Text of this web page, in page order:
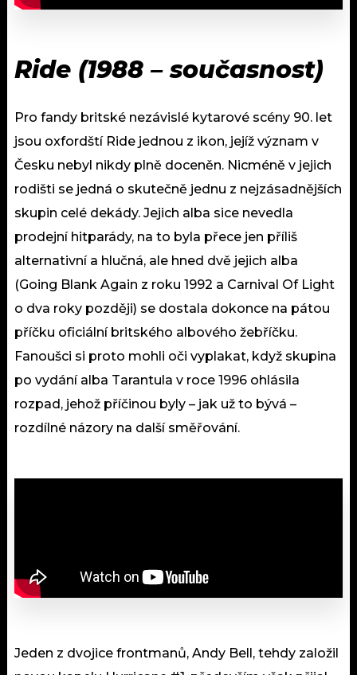
Ride (1988 – současnost)
Pro fandy britské nezávislé kytarové scény 90. let
jsou oxfordští Ride jednou z ikon, jejíž význam v
Česku nebyl nikdy plně doceněn. Nicméně v jejich
rodišti se jedná o skutečně jednu z nejzásadnějších
skupin celé dekády. Jejich alba sice nevedla
prodejní hitparády, na to byla přece jen příliš
alternativní a hlučná, ale hned dvě jejich alba
(Going Blank Again z roku 1992 a Carnival Of Light
o dva roky později) se dostala dokonce na pátou
příčku oficiální britského albového žebříčku.
Fanoušci si proto mohli oči vyplakat, když skupina
po vydání alba Tarantula v roce 1996 ohlásila
rozpad, jehož příčinou byly – jak už to bývá –
rozdílné názory na další směřování.
Jeden z dvojice frontmanů, Andy Bell, tehdy založil